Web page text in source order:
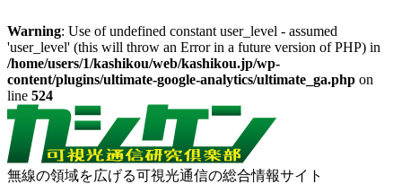
Warning: Use of undefined constant user_level - assumed
'user_level' (this will throw an Error in a future version of PHP) in
/home/users/1/kashikou/web/kashikou.jp/wp-
content/plugins/ultimate-google-analytics/ultimate_ga.php on
line 524
無線の領域を広げる可視光通信の総合情報サイト